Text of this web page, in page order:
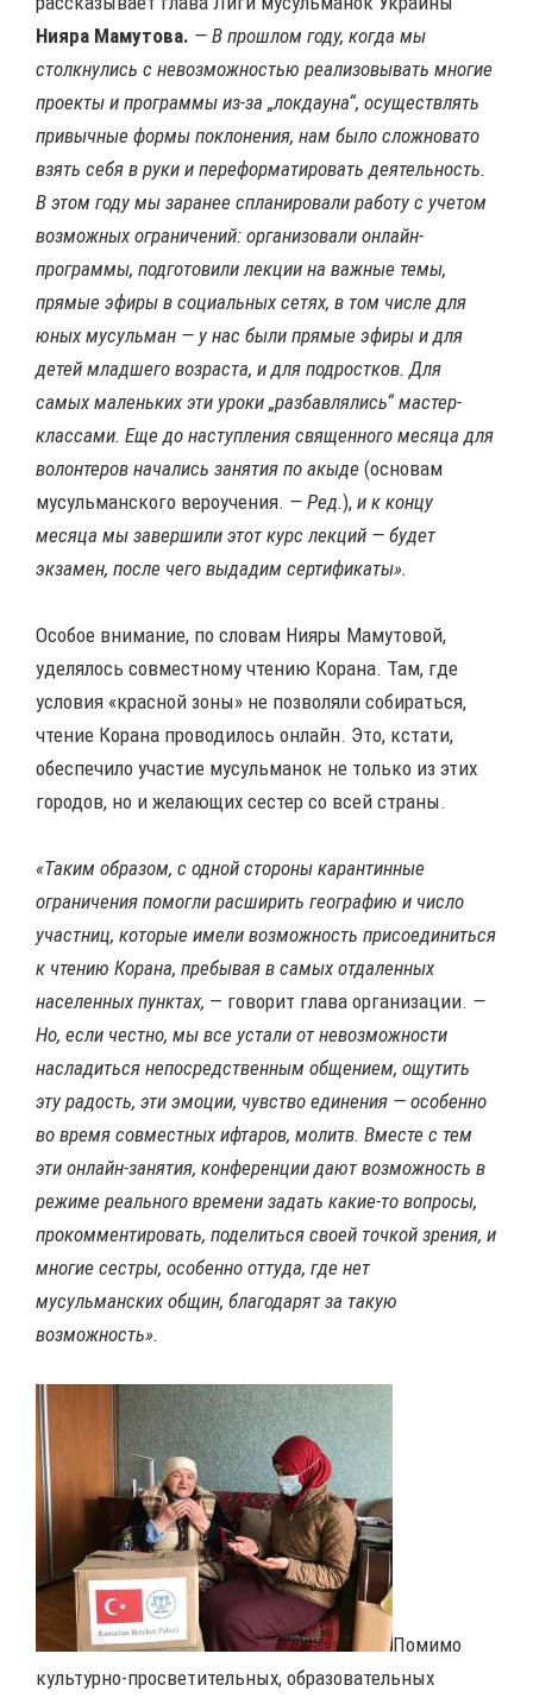
Нияра Мамутова. — В прошлом году, когда мы
столкнулись с невозможностью реализовывать многие
проекты и программы из-за „локдауна“, осуществлять
привычные формы поклонения, нам было сложновато
взять себя в руки и переформатировать деятельность.
В этом году мы заранее спланировали работу с учетом
возможных ограничений: организовали онлайн-
программы, подготовили лекции на важные темы,
прямые эфиры в социальных сетях, в том числе для
юных мусульман — у нас были прямые эфиры и для
детей младшего возраста, и для подростков. Для
самых маленьких эти уроки „разбавлялись“ мастер-
классами. Еще до наступления священного месяца для
волонтеров начались занятия по акыде (основам
мусульманского вероучения. — Ред.), и к концу
месяца мы завершили этот курс лекций — будет
экзамен, после чего выдадим сертификаты».
Особое внимание, по словам Нияры Мамутовой,
уделялось совместному чтению Корана. Там, где
условия «красной зоны» не позволяли собираться,
чтение Корана проводилось онлайн. Это, кстати,
обеспечило участие мусульманок не только из этих
городов, но и желающих сестер со всей страны.
«Таким образом, с одной стороны карантинные
ограничения помогли расширить географию и число
участниц, которые имели возможность присоединиться
к чтению Корана, пребывая в самых отдаленных
населенных пунктах, — говорит глава организации. —
Но, если честно, мы все устали от невозможности
насладиться непосредственным общением, ощутить
эту радость, эти эмоции, чувство единения — особенно
во время совместных ифтаров, молитв. Вместе с тем
эти онлайн-занятия, конференции дают возможность в
режиме реального времени задать какие-то вопросы,
прокомментировать, поделиться своей точкой зрения, и
многие сестры, особенно оттуда, где нет
мусульманских общин, благодарят за такую
возможность».
Помимо
культурно-просветительных, образовательных